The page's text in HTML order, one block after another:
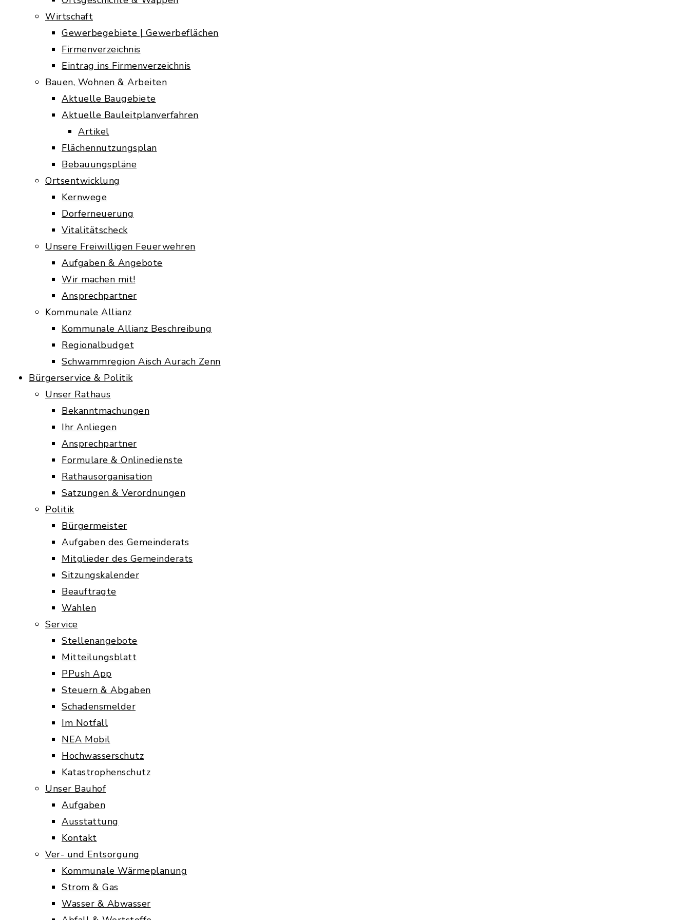
Wirtschaft
Gewerbegebiete | Gewerbeflächen
Firmenverzeichnis
Eintrag ins Firmenverzeichnis
Bauen, Wohnen & Arbeiten
Aktuelle Baugebiete
Aktuelle Bauleitplanverfahren
Artikel
Flächennutzungsplan
Bebauungspläne
Ortsentwicklung
Kernwege
Dorferneuerung
Vitalitätscheck
Unsere Freiwilligen Feuerwehren
Aufgaben & Angebote
Wir machen mit!
Ansprechpartner
Kommunale Allianz
Kommunale Allianz Beschreibung
Regionalbudget
Schwammregion Aisch Aurach Zenn
Bürgerservice & Politik
Unser Rathaus
Bekanntmachungen
Ihr Anliegen
Ansprechpartner
Formulare & Onlinedienste
Rathausorganisation
Satzungen & Verordnungen
Politik
Bürgermeister
Aufgaben des Gemeinderats
Mitglieder des Gemeinderats
Sitzungskalender
Beauftragte
Wahlen
Service
Stellenangebote
Mitteilungsblatt
PPush App
Steuern & Abgaben
Schadensmelder
Im Notfall
NEA Mobil
Hochwasserschutz
Katastrophenschutz
Unser Bauhof
Aufgaben
Ausstattung
Kontakt
Ver- und Entsorgung
Kommunale Wärmeplanung
Strom & Gas
Wasser & Abwasser